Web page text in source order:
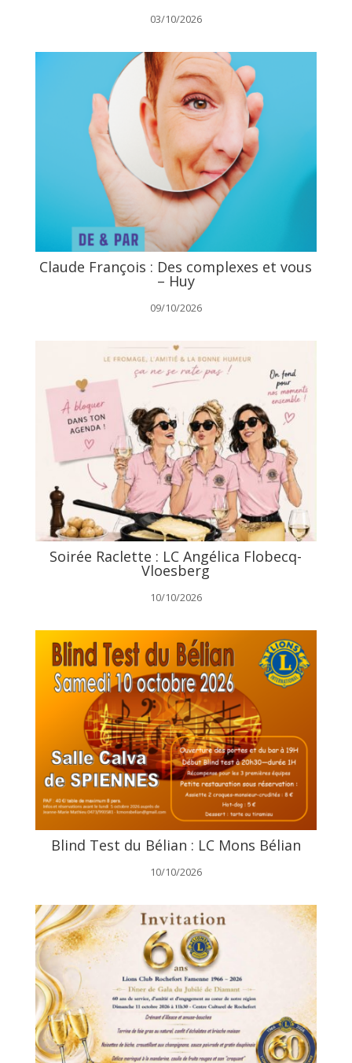
03/10/2026
Claude François : Des complexes et vous
– Huy
09/10/2026
Soirée Raclette : LC Angélica Flobecq-
Vloesberg
10/10/2026
Blind Test du Bélian : LC Mons Bélian
10/10/2026